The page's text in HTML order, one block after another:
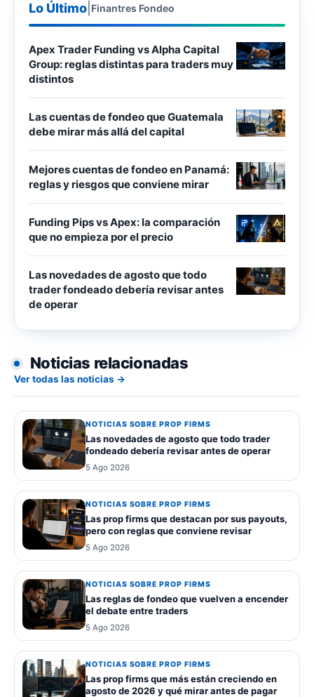
Lo Último Finantres Fondeo
Apex Trader Funding vs Alpha Capital
Group: reglas distintas para traders muy
distintos
Las cuentas de fondeo que Guatemala
debe mirar más allá del capital
Mejores cuentas de fondeo en Panamá:
reglas y riesgos que conviene mirar
Funding Pips vs Apex: la comparación
que no empieza por el precio
Las novedades de agosto que todo
trader fondeado debería revisar antes
de operar
Noticias relacionadas
Ver todas las noticias →
NOTICIAS SOBRE PROP FIRMS
Las novedades de agosto que todo trader
fondeado debería revisar antes de operar
5 Ago 2026
NOTICIAS SOBRE PROP FIRMS
Las prop firms que destacan por sus payouts,
pero con reglas que conviene revisar
5 Ago 2026
NOTICIAS SOBRE PROP FIRMS
Las reglas de fondeo que vuelven a encender
el debate entre traders
5 Ago 2026
NOTICIAS SOBRE PROP FIRMS
Las prop firms que más están creciendo en
agosto de 2026 y qué mirar antes de pagar